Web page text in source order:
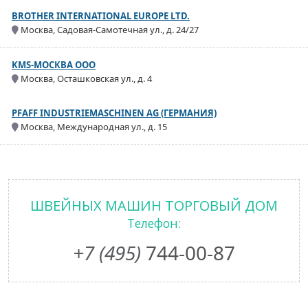
BROTHER INTERNATIONAL EUROPE LTD.
Москва, Садовая-Самотечная ул., д. 24/27
KMS-МОСКВА ООО
Москва, Осташковская ул., д. 4
PFAFF INDUSTRIEMASCHINEN AG (ГЕРМАНИЯ)
Москва, Международная ул., д. 15
ШВЕЙНЫХ МАШИН ТОРГОВЫЙ ДОМ
Телефон:
+7 (495) 744-00-87